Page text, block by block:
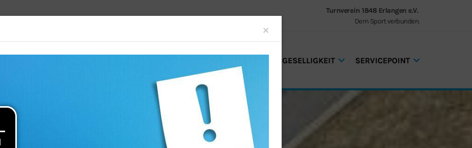
Turnverein 1848 Erlangen e.V.
Dem Sport verbunden.
VERANSTALTUNGEN UND GESELLIGKEIT SERVICEPOINT
×